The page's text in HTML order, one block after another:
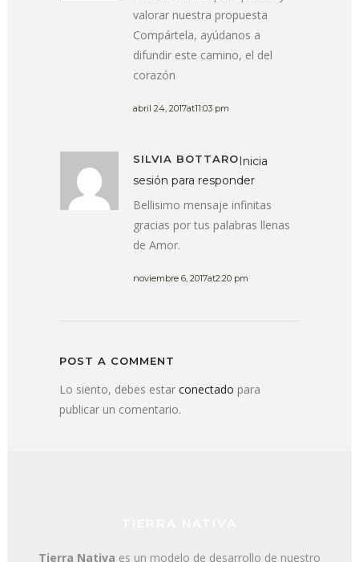
valorar nuestra propuesta
Compártela, ayúdanos a
difundir este camino, el del
corazón
abril 24, 2017at11:03 pm
SILVIA BOTTARO Inicia
sesión para responder
Bellisimo mensaje infinitas
gracias por tus palabras llenas
de Amor.
noviembre 6, 2017at2:20 pm
POST A COMMENT
Lo siento, debes estar conectado para
publicar un comentario.
Tierra Nativa es un modelo de desarrollo de nuestro